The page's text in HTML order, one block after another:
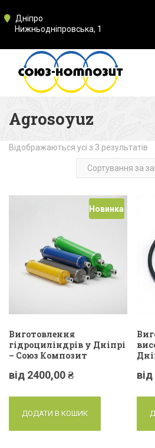
Дніпро
Нижньодніпровська, 1
Agrosoyuz
Відображаються усі з 3 результатів
Новинка
Виготовлення
гідроциліндрів у Дніпрі
– Союз Композит
від 2400,00₴
ДОДАТИ В КОШИК
від